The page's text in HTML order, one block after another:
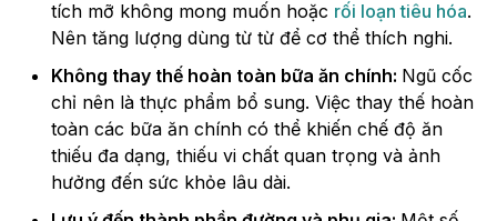
tích mỡ không mong muốn hoặc rối loạn tiêu hóa.
Nên tăng lượng dùng từ từ để cơ thể thích nghi.
Không thay thế hoàn toàn bữa ăn chính: Ngũ cốc
chỉ nên là thực phẩm bổ sung. Việc thay thế hoàn
toàn các bữa ăn chính có thể khiến chế độ ăn
thiếu đa dạng, thiếu vi chất quan trọng và ảnh
hưởng đến sức khỏe lâu dài.